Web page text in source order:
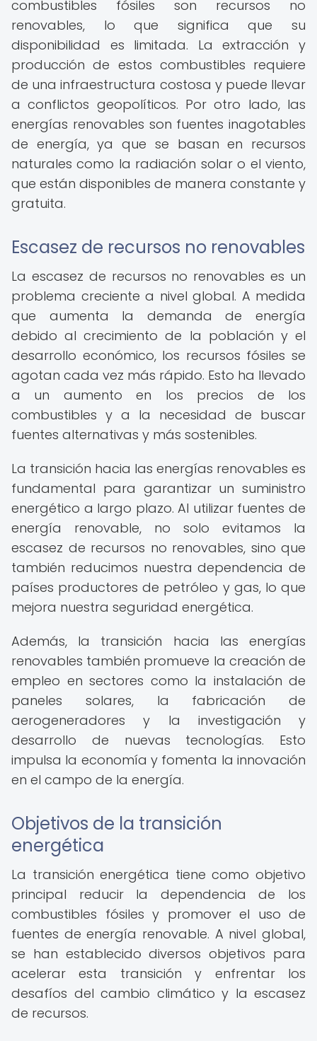
combustibles fósiles son recursos no
renovables, lo que significa que su
disponibilidad es limitada. La extracción y
producción de estos combustibles requiere
de una infraestructura costosa y puede llevar
a conflictos geopolíticos. Por otro lado, las
energías renovables son fuentes inagotables
de energía, ya que se basan en recursos
naturales como la radiación solar o el viento,
que están disponibles de manera constante y
gratuita.
Escasez de recursos no renovables
La escasez de recursos no renovables es un
problema creciente a nivel global. A medida
que aumenta la demanda de energía
debido al crecimiento de la población y el
desarrollo económico, los recursos fósiles se
agotan cada vez más rápido. Esto ha llevado
a un aumento en los precios de los
combustibles y a la necesidad de buscar
fuentes alternativas y más sostenibles.
La transición hacia las energías renovables es
fundamental para garantizar un suministro
energético a largo plazo. Al utilizar fuentes de
energía renovable, no solo evitamos la
escasez de recursos no renovables, sino que
también reducimos nuestra dependencia de
países productores de petróleo y gas, lo que
mejora nuestra seguridad energética.
Además, la transición hacia las energías
renovables también promueve la creación de
empleo en sectores como la instalación de
paneles solares, la fabricación de
aerogeneradores y la investigación y
desarrollo de nuevas tecnologías. Esto
impulsa la economía y fomenta la innovación
en el campo de la energía.
Objetivos de la transición
energética
La transición energética tiene como objetivo
principal reducir la dependencia de los
combustibles fósiles y promover el uso de
fuentes de energía renovable. A nivel global,
se han establecido diversos objetivos para
acelerar esta transición y enfrentar los
desafíos del cambio climático y la escasez
de recursos.